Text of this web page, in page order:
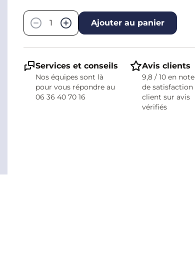
−
+ Ajouter au panier
Services et conseils
Nos équipes sont là
pour vous répondre au
06 36 40 70 16
Avis clients
9,8 / 10 en note
de satisfaction
client sur avis
vérifiés